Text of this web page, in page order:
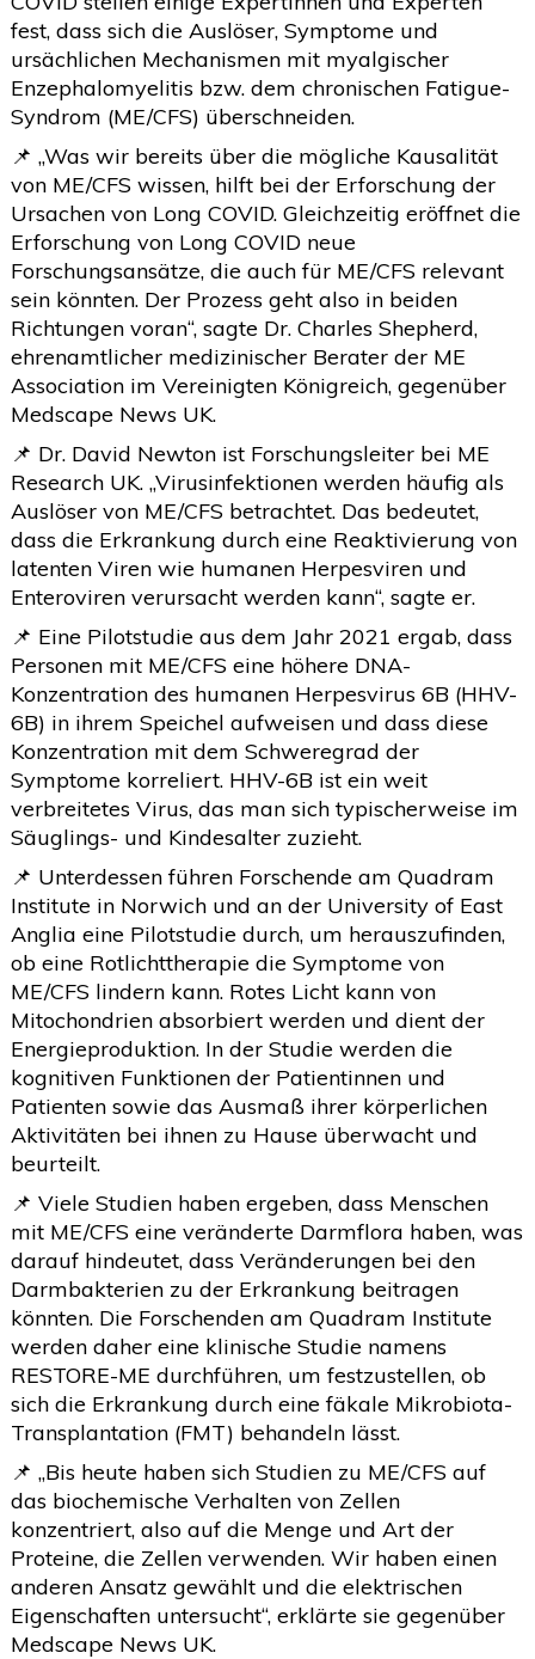
>2020(26)
>2019(45)
>2018(3)
>2017(4)
> 2016(1)
>2015(2)
fest, dass sich die Auslöser, Symptome und
ursächlichen Mechanismen mit myalgischer
Enzephalomyelitis bzw. dem chronischen Fatigue-
Syndrom (ME/CFS) überschneiden.
📌 „Was wir bereits über die mögliche Kausalität
von ME/CFS wissen, hilft bei der Erforschung der
Ursachen von Long COVID. Gleichzeitig eröffnet die
Erforschung von Long COVID neue
Forschungsansätze, die auch für ME/CFS relevant
sein könnten. Der Prozess geht also in beiden
Richtungen voran“, sagte Dr. Charles Shepherd,
ehrenamtlicher medizinischer Berater der ME
Association im Vereinigten Königreich, gegenüber
Medscape News UK.
📌 Dr. David Newton ist Forschungsleiter bei ME
Research UK. „Virusinfektionen werden häufig als
Auslöser von ME/CFS betrachtet. Das bedeutet,
dass die Erkrankung durch eine Reaktivierung von
latenten Viren wie humanen Herpesviren und
Enteroviren verursacht werden kann“, sagte er.
📌 Eine Pilotstudie aus dem Jahr 2021 ergab, dass
Personen mit ME/CFS eine höhere DNA-
Konzentration des humanen Herpesvirus 6B (HHV-
6B) in ihrem Speichel aufweisen und dass diese
Konzentration mit dem Schweregrad der
Symptome korreliert. HHV-6B ist ein weit
verbreitetes Virus, das man sich typischerweise im
Säuglings- und Kindesalter zuzieht.
📌 Unterdessen führen Forschende am Quadram
Institute in Norwich und an der University of East
Anglia eine Pilotstudie durch, um herauszufinden,
ob eine Rotlichttherapie die Symptome von
ME/CFS lindern kann. Rotes Licht kann von
Mitochondrien absorbiert werden und dient der
Energieproduktion. In der Studie werden die
kognitiven Funktionen der Patientinnen und
Patienten sowie das Ausmaß ihrer körperlichen
Aktivitäten bei ihnen zu Hause überwacht und
beurteilt.
📌 Viele Studien haben ergeben, dass Menschen
mit ME/CFS eine veränderte Darmflora haben, was
darauf hindeutet, dass Veränderungen bei den
Darmbakterien zu der Erkrankung beitragen
könnten. Die Forschenden am Quadram Institute
werden daher eine klinische Studie namens
RESTORE-ME durchführen, um festzustellen, ob
sich die Erkrankung durch eine fäkale Mikrobiota-
Transplantation (FMT) behandeln lässt.
📌 „Bis heute haben sich Studien zu ME/CFS auf
das biochemische Verhalten von Zellen
konzentriert, also auf die Menge und Art der
Proteine, die Zellen verwenden. Wir haben einen
anderen Ansatz gewählt und die elektrischen
Eigenschaften untersucht“, erklärte sie gegenüber
Medscape News UK.